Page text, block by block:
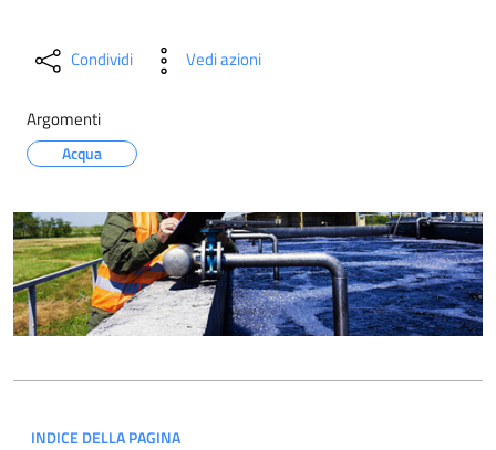
Condividi Vedi azioni
Argomenti
Acqua
INDICE DELLA PAGINA